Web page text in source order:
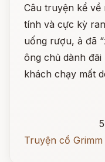
Câu truyện kể về
tính và cực kỳ
uống rượu, ả đã
ông chủ dành
khách chạy mất
Truyện cổ Grimm